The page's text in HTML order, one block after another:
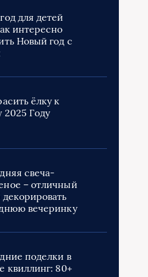
для детей
интересно
Новый год с
ёлку к
2025 Году
свеча-
– отличный
вечеринку
поделки в
квиллинг: 80+